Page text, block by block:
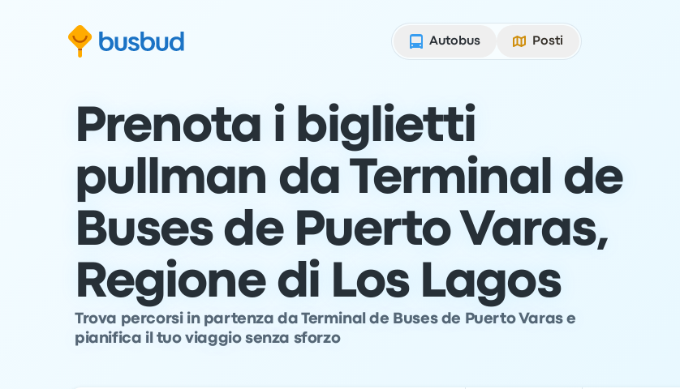
Autobus
Posti
Prenota i biglietti
pullman da Terminal de
Buses de Puerto Varas,
Regione di Los Lagos
Trova percorsi in partenza da Terminal de Buses de Puerto Varas e
pianifica il tuo viaggio senza sforzo